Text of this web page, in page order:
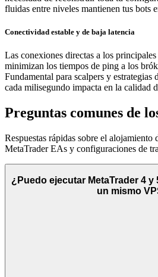
fluidas entre niveles mantienen tus bots
Conectividad estable y de baja latencia
Las conexiones directas a los
minimizan los tiempos de ping a los
Fundamental para scalpers y estrategias
cada milisegundo impacta en la calidad
Preguntas comunes de
Respuestas rápidas sobre el alojamiento
MetaTrader EAs y configuraciones de
¿Puedo ejecutar MetaTrader 4 y
un mismo